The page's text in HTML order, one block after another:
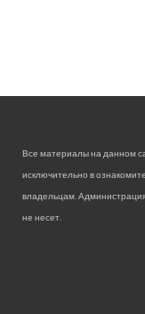
Все материалы на данном
исключительно в
владельцам.
не несет.